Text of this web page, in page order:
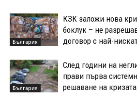
България
КЗК заложи нова
боклук – не
договор с най-
България
След години на
прави първа
решаване на